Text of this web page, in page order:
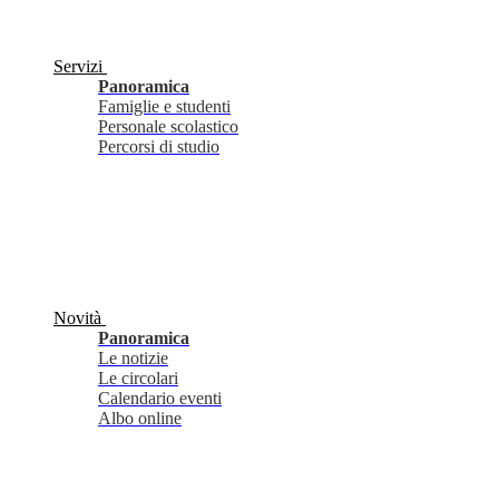
Servizi
Panoramica
Famiglie e studenti
Personale scolastico
Percorsi di studio
Novità
Panoramica
Le notizie
Le circolari
Calendario eventi
Albo online